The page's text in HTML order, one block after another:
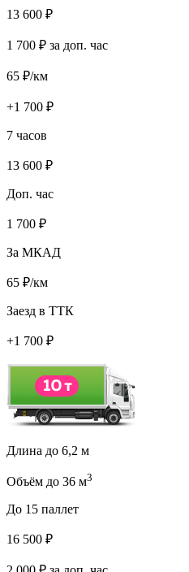
13 600 ₽
1 700 ₽ за доп. час
65 ₽/км
+1 700 ₽
7 часов
13 600 ₽
Доп. час
1 700 ₽
За МКАД
65 ₽/км
Заезд в ТТК
+1 700 ₽
Длина до 6,2 м
Объём до 36 м3
До 15 паллет
16 500 ₽